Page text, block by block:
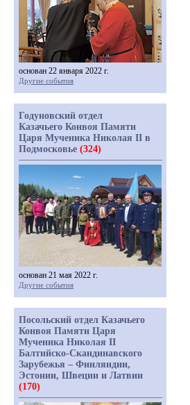
основан 22 января 2022 г.
Другие события
Годуновский отдел
Казачьего Конвоя Памяти
Царя Мученика Николая II в
Подмосковье (324)
основан 21 мая 2022 г.
Другие события
Посольский отдел Казачьего
Конвоя Памяти Царя
Мученика Николая II
Балтийско-Скандинавского
Зарубежья – Финляндии,
Эстонии, Швеции и Латвии
(170)